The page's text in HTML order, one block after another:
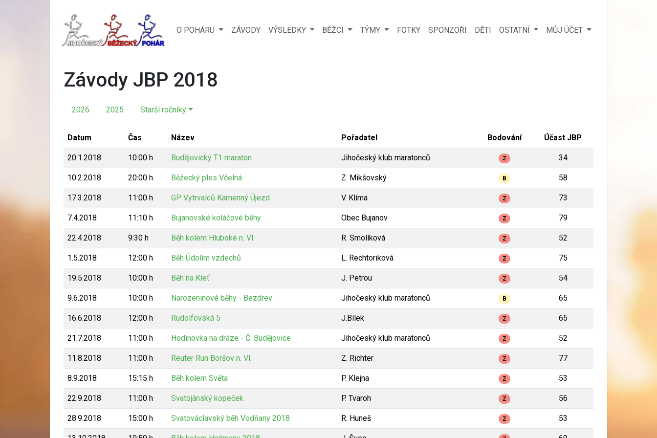
O POHÁRU ZÁVODY VÝSLEDKY BĚŽCI TÝMY FOTKY SPONZOŘI DĚTI OSTATNÍ MŮJ ÚČET
Závody JBP 2018
2026 2025 Starší ročníky
Datum Čas Název Pořadatel Bodování Účast JBP
20.1.2018 10:00 h Budějovický T1 maraton Jihočeský klub maratonců Z 34
10.2.2018 20:00 h Běžecký ples Včelná Z. Mikšovský B 58
17.3.2018 11:00 h GP Vytrvalců Kamenný Újezd V. Klíma Z 73
7.4.2018 11:10 h Bujanovské koláčové běhy Obec Bujanov Z 79
22.4.2018 9:30 h Běh kolem Hluboké n. Vl. R. Smolíková Z 52
1.5.2018 12:00 h Běh Údolím vzdechů L. Rechtoriková Z 75
19.5.2018 10:00 h Běh na Kleť J. Petrou Z 54
9.6.2018 10:00 h Narozeninové běhy - Bezdrev Jihočeský klub maratonců B 65
16.6.2018 12:00 h Rudolfovská 5 J.Bílek Z 65
21.7.2018 11:00 h Hodinovka na dráze - Č. Budějovice Jihočeský klub maratonců Z 52
11.8.2018 11:00 h Reuter Run Boršov n. Vl. Z. Richter Z 77
8.9.2018 15:15 h Běh kolem Světa P. Klejna Z 53
22.9.2018 11:00 h Svatojánský kopeček P. Tvaroh Z 56
28.9.2018 15:00 h Svatováclavský běh Vodňany 2018 R. Huneš Z 53